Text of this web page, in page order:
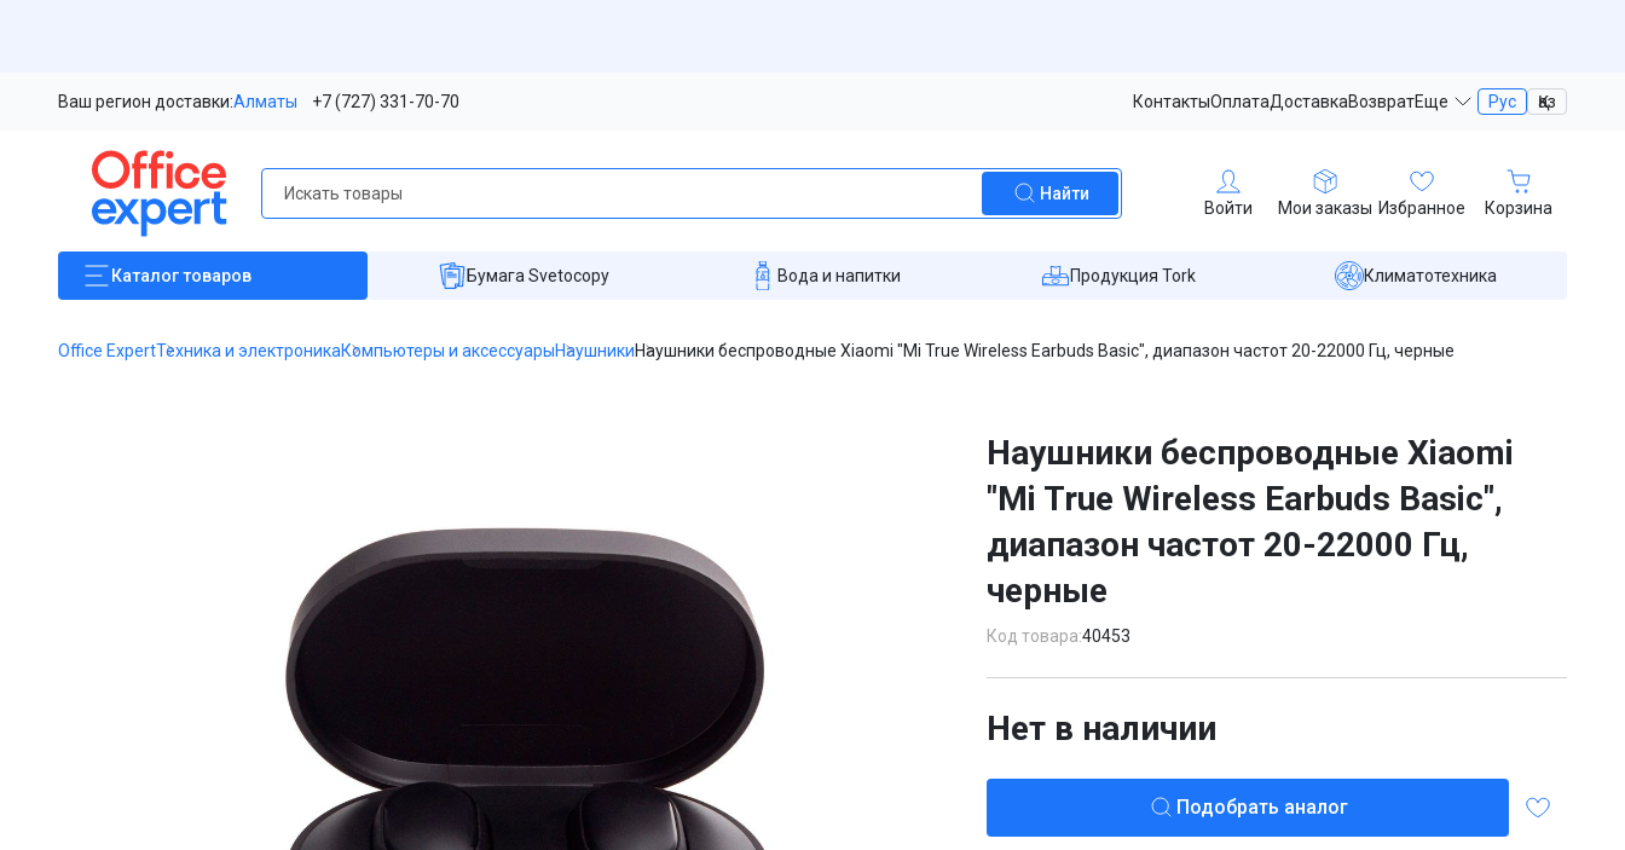
Ваш регион доставки:Алматы +7 (727) 331-70-70 КонтактыОплатаДоставкаВозвратЕще Рус Қаз
Найти
Войти Мои заказы Избранное Корзина
Каталогтоваров Бумага Svetocopy Вода и напитки Продукция Tork Климатотехника
Office ExpertТехника и электроникаКомпьютеры и аксессуарыНаушникиНаушники беспроводные Xiaomi "Mi True Wireless Earbuds Basic", диапазон частот 20-22000 Гц, черные
Наушники беспроводные Xiaomi
"Mi True Wireless Earbuds Basic",
диапазон частот 20-22000 Гц,
черные
Код товара:40453
Нет в наличии
Подобрать аналог